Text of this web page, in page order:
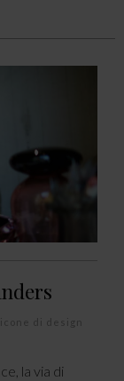
icone di design
la via di